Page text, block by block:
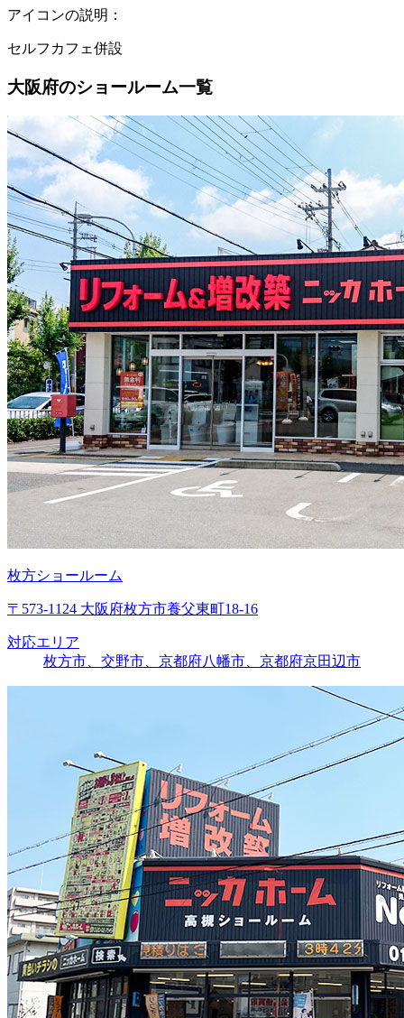
アイコンの説明：
セルフカフェ併設
大阪府のショールーム一覧
枚方ショールーム
〒573-1124 大阪府枚方市養父東町18-16
対応エリア
枚方市、交野市、京都府八幡市、京都府京田辺市